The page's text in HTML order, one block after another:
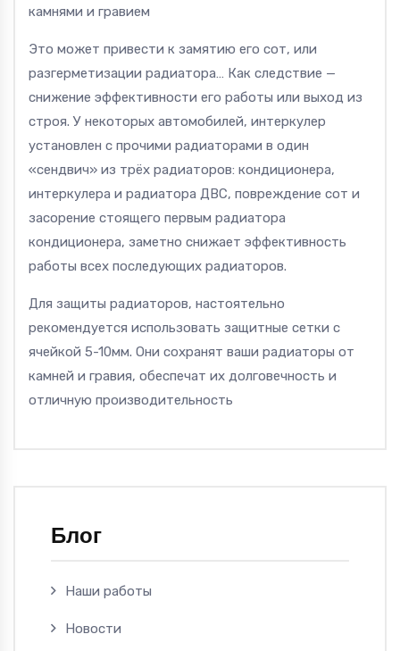
Блог
Наши работы
Новости
камнями и гравием
Это может привести к замятию его сот, или
разгерметизации радиатора… Как следствие —
снижение эффективности его работы или выход из
строя. У некоторых автомобилей, интеркулер
установлен с прочими радиаторами в один
«сендвич» из трёх радиаторов: кондиционера,
интеркулера и радиатора ДВС, повреждение сот и
засорение стоящего первым радиатора
кондиционера, заметно снижает эффективность
работы всех последующих радиаторов.
Для защиты радиаторов, настоятельно
рекомендуется использовать защитные сетки с
ячейкой 5-10мм. Они сохранят ваши радиаторы от
камней и гравия, обеспечат их долговечность и
отличную производительность